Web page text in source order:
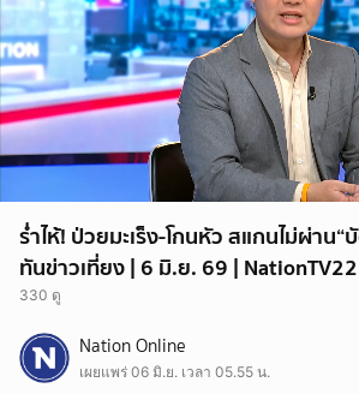
ร่ำไห้! ป่วยมะเร็ง-โกนหัว สแกนไม่ผ่าน“
ทันข่าวเที่ยง | 6 มิ.ย. 69 | NationTV22
330 ดู
ยายวัย 76 ปี ดีใจเข้าร้านค้าแต่กลับผิดหวังสแกนห
เดียว เพราะป่วยต้องโกนผมออกหาวิกผมในหมู่บ้า
สุดท้ายลองเข้าไปสแกนปรากฏว่า 2 ครั้งผ่าน หลั่ง
Nation Online
เผยแพร่ 06 มิ.ย. เวลา 05.55 น.